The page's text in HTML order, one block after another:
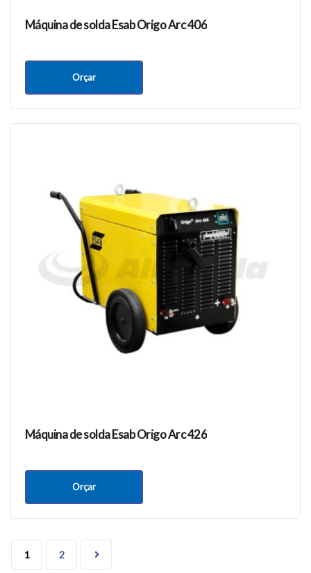
Máquina de solda Esab Origo Arc 406
Orçar
Máquina de solda Esab Origo Arc 426
Orçar
1 2